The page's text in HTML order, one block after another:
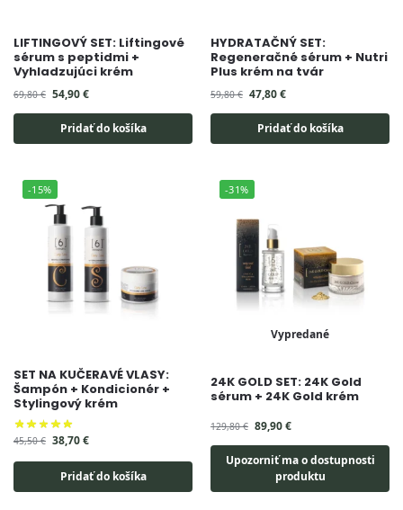
LIFTINGOVÝ SET: Liftingové
sérum s peptidmi +
Vyhladzujúci krém
69,80€ 54,90€
Pridať do košíka
HYDRATAČNÝ SET:
Regeneračné sérum + Nutri
Plus krém na tvár
59,80€ 47,80€
Pridať do košíka
-15%
SET NA KUČERAVÉ VLASY:
Šampón + Kondicionér +
Stylingový krém
45,50€ 38,70€
Pridať do košíka
-31%
Vypredané
24K GOLD SET: 24K Gold
sérum + 24K Gold krém
129,80€ 89,90€
Upozorniť ma o dostupnosti
produktu